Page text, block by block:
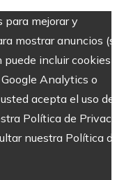
mejorar y
mostrar anuncios
incluir cookies
Analytics o
acepta el uso de
Política de
nuestra Política